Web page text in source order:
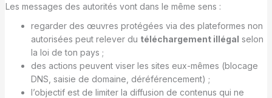
Les messages des autorités vont dans le même sens :
regarder des œuvres protégées via des plateformes non
autorisées peut relever du téléchargement illégal selon
la loi de ton pays ;
des actions peuvent viser les sites eux-mêmes (blocage
DNS, saisie de domaine, déréférencement) ;
l’objectif est de limiter la diffusion de contenus qui ne